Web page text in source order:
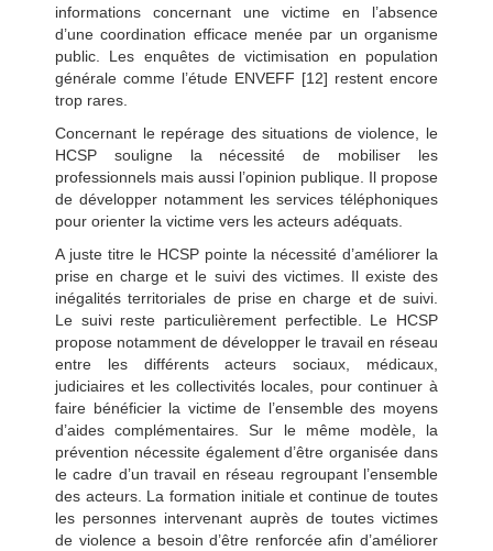
informations concernant une victime en l’absence
d’une coordination efficace menée par un organisme
public. Les enquêtes de victimisation en population
générale comme l’étude ENVEFF [12] restent encore
trop rares.
Concernant le repérage des situations de violence, le
HCSP souligne la nécessité de mobiliser les
professionnels mais aussi l’opinion publique. Il propose
de développer notamment les services téléphoniques
pour orienter la victime vers les acteurs adéquats.
A juste titre le HCSP pointe la nécessité d’améliorer la
prise en charge et le suivi des victimes. Il existe des
inégalités territoriales de prise en charge et de suivi.
Le suivi reste particulièrement perfectible. Le HCSP
propose notamment de développer le travail en réseau
entre les différents acteurs sociaux, médicaux,
judiciaires et les collectivités locales, pour continuer à
faire bénéficier la victime de l’ensemble des moyens
d’aides complémentaires. Sur le même modèle, la
prévention nécessiteégalement d’être organisée dans
le cadre d’un travail en réseau regroupant l’ensemble
des acteurs. La formation initiale et continue de toutes
les personnes intervenant auprès de toutes victimes
de violence a besoin d’être renforcée afin d’améliorer